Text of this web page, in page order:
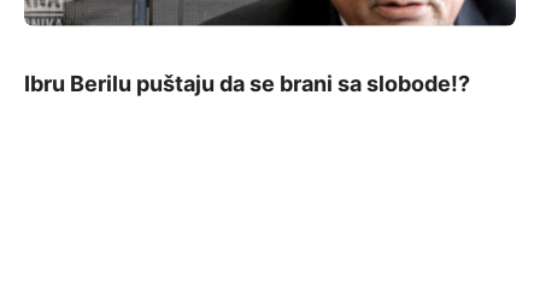
Ibru Berilu puštaju da se brani sa slobode!?